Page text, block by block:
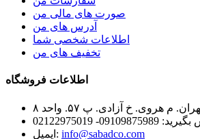
صورت های مالی من
آدرس های من
اطلاعات شخصی شما
تخفیف های من
اطلاعات فروشگاه
م هروی. خ آزادی. پ ۵۷. واحد ۸
بگیرید: 09109875989- 02122975019
ایمیل: info@sabadco.com